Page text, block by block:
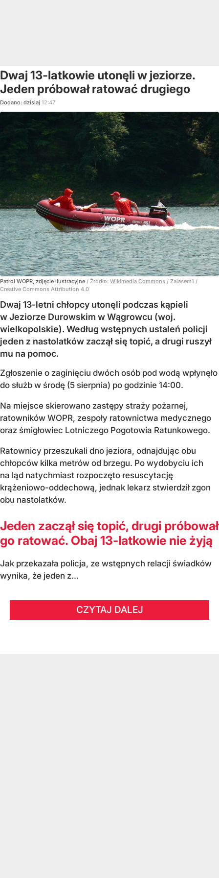
Dwaj 13-latkowie utonęli w jeziorze.
Jeden próbował ratować drugiego
Dodano: dzisiaj 12:47
Patrol WOPR, zdjęcie ilustracyjne / Źródło: Wikimedia Commons / Zalasem1 /
Creative Commons Attribution 4.0
Dwaj 13-letni chłopcy utonęli podczas kąpieli
w Jeziorze Durowskim w Wągrowcu (woj.
wielkopolskie). Według wstępnych ustaleń policji
jeden z nastolatków zaczął się topić, a drugi ruszył
mu na pomoc.
Zgłoszenie o zaginięciu dwóch osób pod wodą wpłynęło
do służb w środę (5 sierpnia) po godzinie 14:00.
Na miejsce skierowano zastępy straży pożarnej,
ratowników WOPR, zespoły ratownictwa medycznego
oraz śmigłowiec Lotniczego Pogotowia Ratunkowego.
Ratownicy przeszukali dno jeziora, odnajdując obu
chłopców kilka metrów od brzegu. Po wydobyciu ich
na ląd natychmiast rozpoczęto resuscytację
krążeniowo-oddechową, jednak lekarz stwierdził zgon
obu nastolatków.
Jeden zaczął się topić, drugi próbował
go ratować. Obaj 13-latkowie nie żyją
Jak przekazała policja, ze wstępnych relacji świadków
wynika, że jeden z...
CZYTAJ DALEJ